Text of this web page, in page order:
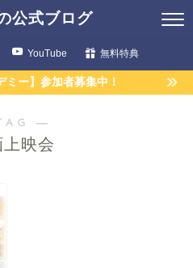
公式ブログ
YouTube 無料特典
ミー】参加者募集中！
―
上映会